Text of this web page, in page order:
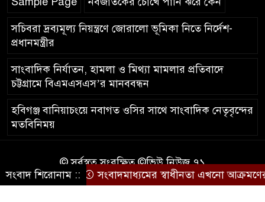
সচিবরা দ্রব্যমূল্য নিয়ন্ত্রণে জোরালো ভূমিকা নিতে নির্দেশ-
প্রধানমন্ত্রীর
সাংবাদিক নির্যাতন, হামলা ও মিথ্যা মামলার প্রতিবাদে
চট্টগ্রামে বিএমএসএস’র মানববন্ধন
হবিগঞ্জ বানিয়াচংয়ে নবাগত ওসির সাথে সাংবাদিক নেতৃবৃন্দের
মতবিনিময়
© সর্বস্বত্ব সংরক্ষিত ©ভিউ নিউজ ৭১
কারিগরি সহযোগিতায়ঃআইটিপল্লী
সংবাদ শিরোনাম ::সংবাদমাধ্যমের স্বাধীনতা এখনো আক্রমণের